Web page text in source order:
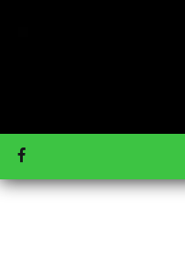
Tagar-News.com
Mengulas Peristiwa Teraktual